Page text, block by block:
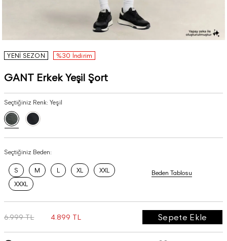
YENİ SEZON %30 İndirim
GANT Erkek Yeşil Şort
Seçtiğiniz Renk:Yeşil
Seçtiğiniz Beden:
S M L XL
XXL
XXXL
Beden Tablosu
6.999 TL 4.899 TL Sepete Ekle